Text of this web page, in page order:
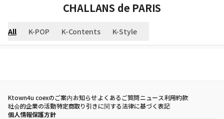
CHALLANS de PARIS
All K-POP K-Contents K-Style
Ktown4u coexのご案内お知らせよくあるご質問ニュース利用約款
社会的企業の活動特定商取り引きに関する法律に基づく表記
個人情報保護方針